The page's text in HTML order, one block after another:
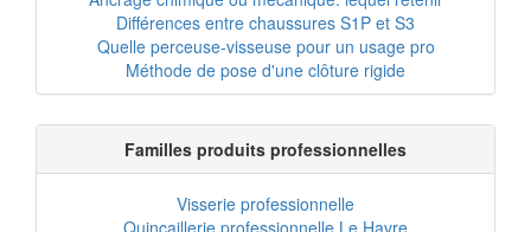
Différences entre chaussures S1P et S3
Quelle perceuse-visseuse pour un usage pro
Méthode de pose d'une clôture rigide
Familles produits professionnelles
Visserie professionnelle